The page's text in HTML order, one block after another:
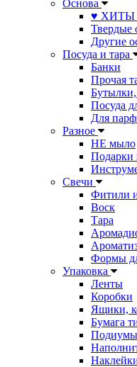
Основа
♥ ХИТЫ
Твердые
Другие
Посуда и тара
Банки
Прочая
Посуда
Для
Разное
НЕ мыло
Подарки
Свечи
Фитили
Воск
Тара
Формы
Упаковка
Ленты
Коробки
Ящики,
Бумага
Подиумы